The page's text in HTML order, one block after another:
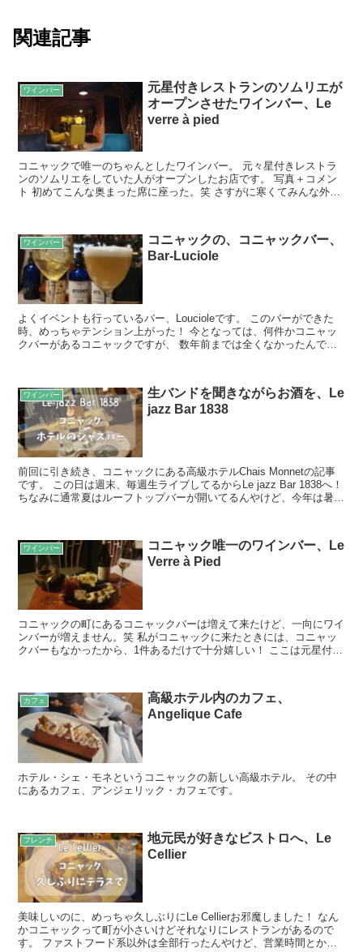
関連記事
ワインバー
元星付きレストランのソムリエが
オープンさせたワインバー、Le
verre à pied
コニャックで唯一のちゃんとしたワインバー。 元々星付きレストラ
ンのソムリエをしていた人がオープンしたお店です。 写真＋コメン
ト 初めてこんな奥まった席に座った。笑 さすがに寒くてみんな外に
ワインバー
コニャックの、コニャックバー、
Bar-Luciole
よくイベントも行っているバー、Loucioleです。 このバーができた
時、めっちゃテンション上がった！ 今となっては、何件かコニャッ
クバーがあるコニャックですが、 数年前までは全くなかったんで
ワインバー
生バンドを聞きながらお酒を、Le
jazz Bar 1838
前回に引き続き、コニャックにある高級ホテルChais Monnetの記事
です。 この日は週末、毎週生ライブしてるからLe jazz Bar 1838へ！
ちなみに通常夏はルーフトップバーが開いてるんやけど、今年は暑す
ワインバー
コニャック唯一のワインバー、Le
Verre à Pied
コニャックの町にあるコニャックバーは増えて来たけど、一向にワイ
ンバーが増えません。笑 私がコニャックに来たときには、コニャッ
クバーもなかったから、1件あるだけで十分嬉しい！ ここは元星付き
カフェ
高級ホテル内のカフェ、
Angelique Cafe
ホテル・シェ・モネというコニャックの新しい高級ホテル。 その中
にあるカフェ、アンジェリック・カフェです。
フレンチ
地元民が好きなビストロへ、Le
Cellier
美味しいのに、めっちゃ久しぶりにLe Cellierお邪魔しました！ なん
かコニャックって町が小さいけどそれなりにレストランがあるので
す。 ファストフード系以外は全部行ったんやけど、営業時間とか立